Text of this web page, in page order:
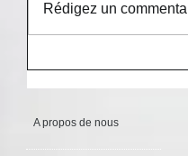
Rédigez un
A propos de nous